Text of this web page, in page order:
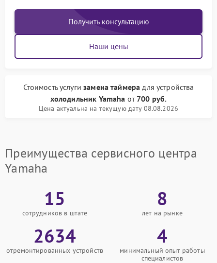
Получить консультацию
Наши цены
Стоимость услугизамена таймера для устройства
холодильник Yamaha от 700 руб.
Цена актуальна на текущую дату 08.08.2026
Преимущества сервисного центра
Yamaha
15
сотрудников в штате
8
лет на рынке
2634
отремонтированных устройств
4
минимальный опыт работы
специалистов